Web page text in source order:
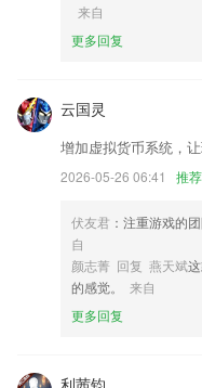
6,融合 – 将不同光线、阴影
pc蛋蛋28软件优势
2.精
3.·提供思维导图的讲解，更
4.7年以上经验金牌教师，重
5.可以很好的满足广大用户
6.专题解析：科一、科四专
和视频讲解，快速通关驾考
pc蛋蛋28更新了什么?
来自
更多回复
云国灵
增加虚拟货币系统，
2026-05-26 06:41 推荐
伏友君 ：注重游戏的
自
颜志菁 回复 燕天斌
的感觉。
来自
更多回复
利茜钧